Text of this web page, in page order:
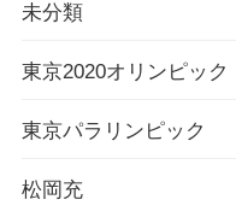
未分類
東京2020オリンピック
東京パラリンピック
松岡充